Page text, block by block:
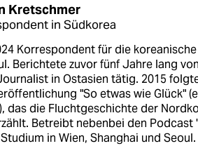
Kretschmer
in Südkorea
Korrespondent für die
Berichtete zuvor fünf Jahre lang
in Ostasien tätig. 2015
"So etwas wie Glück"
das die Fluchtgeschichte der
Betreibt nebenbei den Podcast
in Wien, Shanghai und Seoul.